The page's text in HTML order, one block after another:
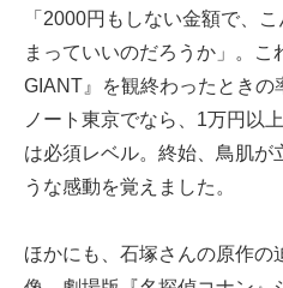
「2000円もしない金額で、
まっていいのだろうか」。こ
GIANT』を観終わったときの
ノート東京でなら、1万円以
は必須レベル。終始、鳥肌が
うな感動を覚えました。
ほかにも、石塚さんの原作の